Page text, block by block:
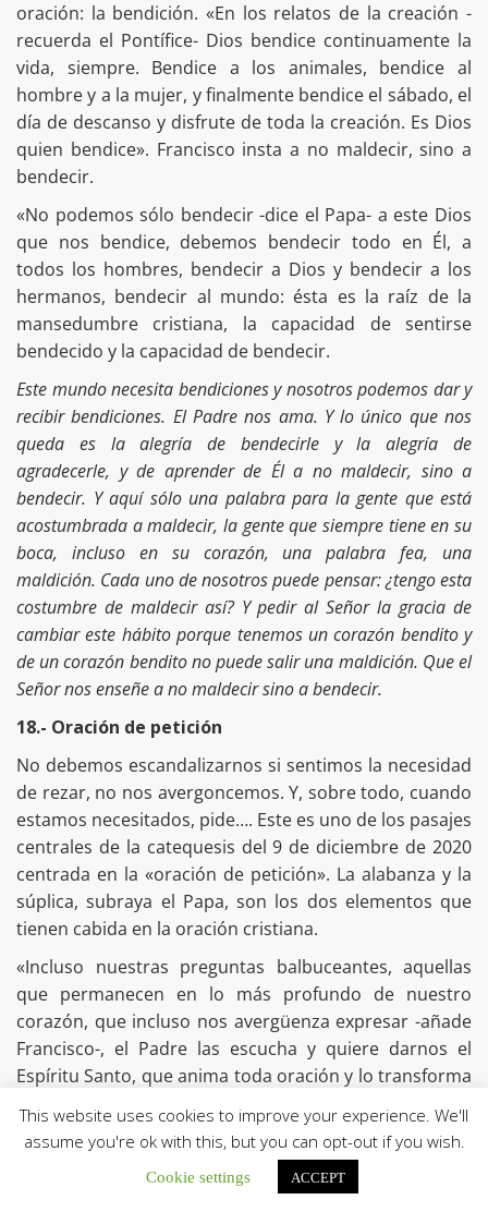
oración: la bendición. «En los relatos de la creación -
recuerda el Pontífice- Dios bendice continuamente la
vida, siempre. Bendice a los animales, bendice al
hombre y a la mujer, y finalmente bendice el sábado, el
día de descanso y disfrute de toda la creación. Es Dios
quien bendice». Francisco insta a no maldecir, sino a
bendecir.
«No podemos sólo bendecir -dice el Papa- a este Dios
que nos bendice, debemos bendecir todo en Él, a
todos los hombres, bendecir a Dios y bendecir a los
hermanos, bendecir al mundo: ésta es la raíz de la
mansedumbre cristiana, la capacidad de sentirse
bendecido y la capacidad de bendecir.
Este mundo necesita bendiciones y nosotros podemos dar y
recibir bendiciones. El Padre nos ama. Y lo único que nos
queda es la alegría de bendecirle y la alegría de
agradecerle, y de aprender de Él a no maldecir, sino a
bendecir. Y aquí sólo una palabra para la gente que está
acostumbrada a maldecir, la gente que siempre tiene en su
boca, incluso en su corazón, una palabra fea, una
maldición. Cada uno de nosotros puede pensar: ¿tengo esta
costumbre de maldecir así? Y pedir al Señor la gracia de
cambiar este hábito porque tenemos un corazón bendito y
de un corazón bendito no puede salir una maldición. Que el
Señor nos enseñe a no maldecir sino a bendecir.
18.- Oración de petición
No debemos escandalizarnos si sentimos la necesidad
de rezar, no nos avergoncemos. Y, sobre todo, cuando
estamos necesitados, pide…. Este es uno de los pasajes
centrales de la catequesis del 9 de diciembre de 2020
centrada en la «oración de petición». La alabanza y la
súplica, subraya el Papa, son los dos elementos que
tienen cabida en la oración cristiana.
«Incluso nuestras preguntas balbuceantes, aquellas
que permanecen en lo más profundo de nuestro
corazón, que incluso nos avergüenza expresar -añade
Francisco-, el Padre las escucha y quiere darnos el
Espíritu Santo, que anima toda oración y lo transforma
Es una cuestión de paciencia, siempre, de aguantar la
espera. Estamos en el tiempo de Adviento, un tiempo
típicamente de espera de la Navidad. Estamos esperando.
This website uses cookies to improve your experience. We'll
assume you're ok with this, but you can opt-out if you wish.
Cookie settings ACCEPT